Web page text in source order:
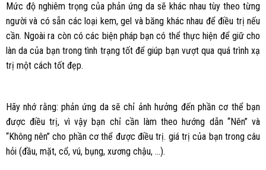
Mức độ nghiêm trọng của phản ứng da sẽ khác nhau tùy theo từng
người và có sẵn các loại kem, gel và băng khác nhau để điều trị nếu
cần. Ngoài ra còn có các biện pháp bạn có thể thực hiện để giữ cho
làn da của bạn trong tình trạng tốt để giúp bạn vượt qua quá trình xạ
trị một cách tốt đẹp.
Hãy nhớ rằng: phản ứng da sẽ chỉ ảnh hưởng đến phần cơ thể bạn
được điều trị, vì vậy bạn chỉ cần làm theo hướng dẫn “Nên” và
“Không nên” cho phần cơ thể được điều trị. giá trị của bạn trong câu
hỏi (đầu, mặt, cổ, vú, bụng, xương chậu, …).